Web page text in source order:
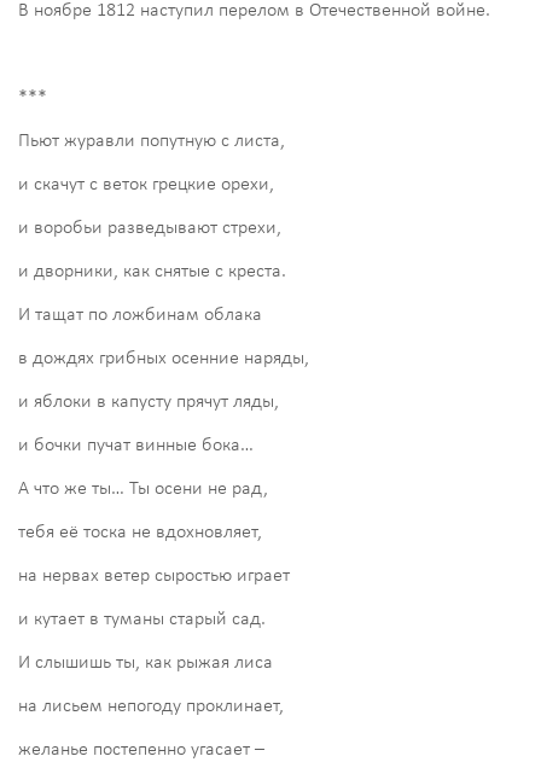
В ноябре 1812 наступил перелом в Отечественной войне.
***
Пьют журавли попутную с листа,
и скачут с веток грецкие орехи,
и воробьи разведывают стрехи,
и дворники, как снятые с креста.
И тащат по ложбинам облака
в дождях грибных осенние наряды,
и яблоки в капусту прячут ляды,
и бочки пучат винные бока…
А что же ты… Ты осени не рад,
тебя её тоска не вдохновляет,
на нервах ветер сыростью играет
и кутает в туманы старый сад.
И слышишь ты, как рыжая лиса
на лисьем непогоду проклинает,
желанье постепенно угасает –